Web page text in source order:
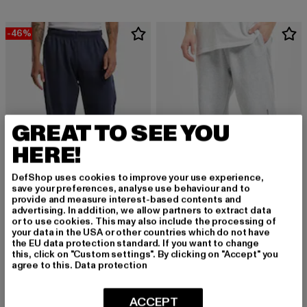
-46%
URBAN CLASSICS
Basic Essential
18,89 EUR
Derzeitiger Preis: 18,89 EUR
34,99 EURAktionspreis: 34,99 EUR
KARL KANI
Signature Retro
47,49 EUR
Derzeitiger Preis: 47,49 EUR
GREAT TO SEE YOU
HERE!
DefShop uses cookies to improve your use experience,
save your preferences, analyse use behaviour and to
provide and measure interest-based contents and
advertising. In addition, we allow partners to extract data
or to use cookies. This may also include the processing of
your data in the USA or other countries which do not have
the EU data protection standard. If you want to change
this, click on "Custom settings". By clicking on "Accept" you
agree to this. Data protection
ACCEPT